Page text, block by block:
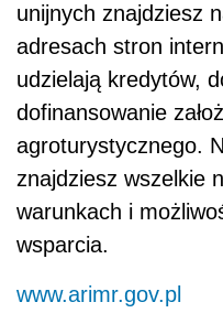
unijnych znajdziesz
adresach stron
udzielają kredytów,
dofinansowanie
agroturystycznego.
znajdziesz wszelkie
warunkach i
wsparcia.
www.arimr.gov.pl